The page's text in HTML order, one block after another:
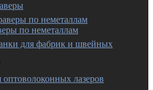
по неметаллам
для фабрик и швейных
лазеров